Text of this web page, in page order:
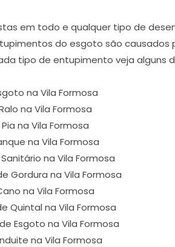
em todo e qualquer tipo de
do esgoto são causados
tipo de entupimento veja alguns
na Vila Formosa
na Vila Formosa
na Vila Formosa
na Vila Formosa
na Vila Formosa
Gordura na Vila Formosa
na Vila Formosa
Quintal na Vila Formosa
Esgoto na Vila Formosa
na Vila Formosa